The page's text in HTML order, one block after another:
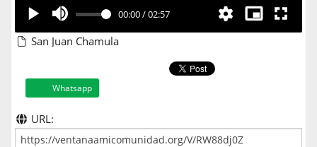
00:00/02:57
San Juan Chamula
Whatsapp
URL: